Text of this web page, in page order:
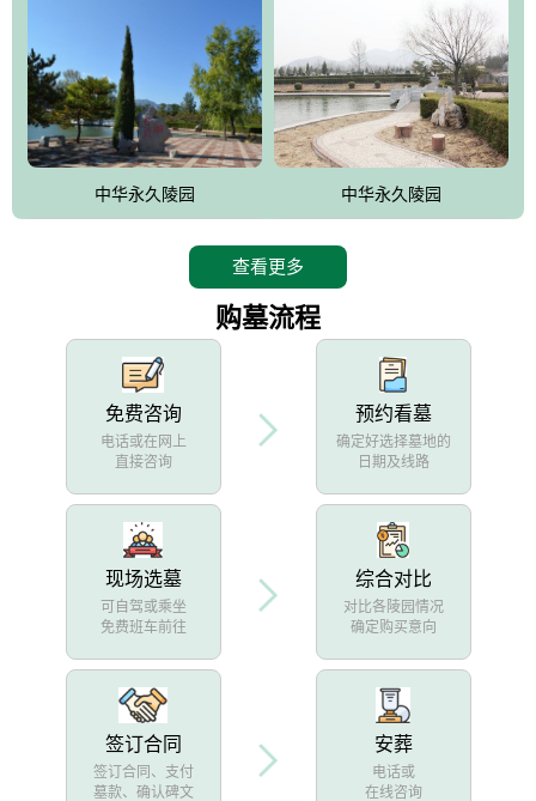
中华永久陵园 中华永久陵园
查看更多
购墓流程
免费咨询
电话或在网上
直接咨询
预约看墓
确定好选择墓地的
日期及线路
现场选墓
可自驾或乘坐
免费班车前往
综合对比
对比各陵园情况
确定购买意向
签订合同
签订合同、支付
墓款、确认碑文
安葬
电话或
在线咨询